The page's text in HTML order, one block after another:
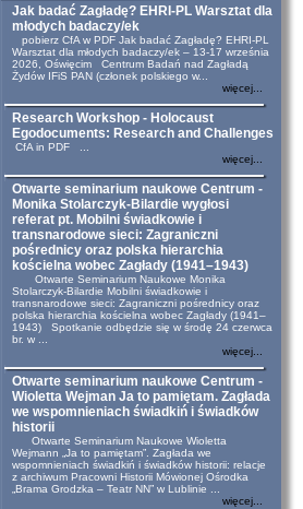
Jak badać Zagładę? EHRI-PL Warsztat dla
młodych badaczy/ek
pobierz CfA w PDF Jak badać Zagładę? EHRI-PL
Warsztat dla młodych badaczy/ek – 13-17 września
2026, Oświęcim Centrum Badań nad Zagładą
Żydów IFiS PAN (członek polskiego w...
więcej...
Research Workshop - Holocaust
Egodocuments: Research and Challenges
CfA in PDF ...
więcej...
Otwarte seminarium naukowe Centrum -
Monika Stolarczyk-Bilardie wygłosi
referat pt. Mobilni świadkowie i
transnarodowe sieci: Zagraniczni
pośrednicy oraz polska hierarchia
kościelna wobec Zagłady (1941–1943)
Otwarte Seminarium Naukowe Monika
Stolarczyk-Bilardie Mobilni świadkowie i
transnarodowe sieci: Zagraniczni pośrednicy oraz
polska hierarchia kościelna wobec Zagłady (1941–
1943) Spotkanie odbędzie się w środę 24 czerwca
br. w ...
więcej...
Otwarte seminarium naukowe Centrum -
Wioletta Wejman Ja to pamiętam. Zagłada
we wspomnieniach świadkiń i świadków
historii
Otwarte Seminarium Naukowe Wioletta
Wejmann „Ja to pamiętam”. Zagłada we
wspomnieniach świadkiń i świadków historii: relacje
z archiwum Pracowni Historii Mówionej Ośrodka
„Brama Grodzka – Teatr NN” w Lublinie ...
więcej...